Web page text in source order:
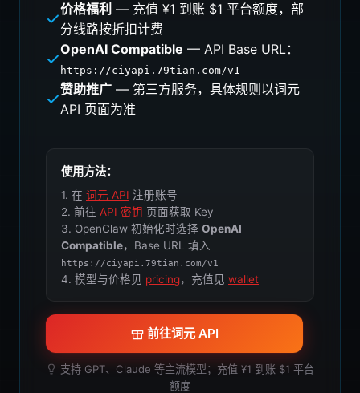
价格福利 — 充值 ¥1 到账 $1 平台额度，部
分线路按折扣计费
OpenAI Compatible — API Base URL：
https://ciyapi.79tian.com/v1
赞助推广 — 第三方服务，具体规则以词元
API 页面为准
使用方法：
1. 在 词元 API 注册账号
2. 前往 API 密钥 页面获取 Key
3. OpenClaw 初始化时选择 OpenAI
Compatible，Base URL 填入
https://ciyapi.79tian.com/v1
4. 模型与价格见 pricing，充值见 wallet
前往词元 API
支持 GPT、Claude 等主流模型；充值 ¥1 到账 $1 平台
额度